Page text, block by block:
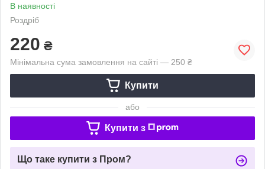
В наявності
Роздріб
220 ₴
Мінімальна сума замовлення на сайті — 250 ₴
Купити
або
Купити з
Що таке купити з Пром?